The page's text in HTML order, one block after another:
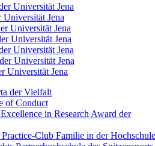
Universität Jena
Jena
Universität Jena
Universität Jena
Universität Jena
Universität Jena
Universität Jena
der Vielfalt
of Conduct
in Research Award der
Practice-Club Familie in der Hochschule